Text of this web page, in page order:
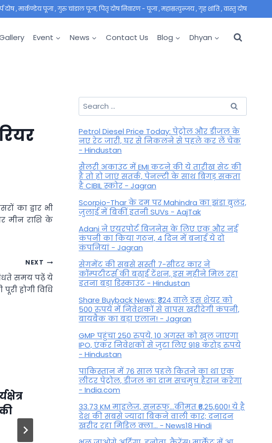
, मार्कण्डेय पूजा , गुरु चांडाल पूजा, पितृ दोष निवारण - पूजा , महाम्रत्युन्जय , गृह शांति , वास्तु दोष
Event News Contact Us Blog Dhyan
का द्वार भी
मीन राशि के
NEXT
समय पढ़ें ये
पूरी होगी विधि
Chanakya Niti: जीवन में मुसीबत
से बचना है तो इस चीज का कभी
दुरुपयोग मत करना, जानें आचार्य
Search
for:
Petrol Diesel Price Today: पेट्रोल और डीजल के
नए रेट जारी, घर से निकलने से पहले कर लें चेक
- Hindustan
सैलरी अकाउंट में EMI कटने की ये तारीख सेट की
है तो हो जाएं सतर्क, पेनल्टी के साथ बिगड़ सकता
है CIBIL स्कोर - Jagran
Scorpio-Thar के दम पर Mahindra का झंडा बुलंद,
जुलाई में बिकीं इतनी SUVs - AajTak
Adani ने एयरपोर्ट बिजनेस के लिए एक और नई
कंपनी का किया गठन, 4 दिन में बनाई ये दो
कंपनियां - Jagran
सेगमेंट की सबसे सस्ती 7-सीटर कार ने
कॉम्पटीटर्स की बढ़ाई टेंशन, इस महीने मिल रहा
इतना बड़ा डिस्काउंट - Hindustan
Share Buyback News: ₹324 वाले इस शेयर को
500 रुपये में निवेशकों से वापस खरीदेगी कंपनी,
बायबैक का बड़ा एलान! - Jagran
GMP पहुंचा 250 रुपये, 10 अगस्त को खुल जाएगा
IPO, एंकर निवेशकों से जुटा लिए 918 करोड़ रुपये
- Hindustan
पाकिस्तान में 76 साल पहले कितने का था एक
लीटर पेट्रोल, डीजल का दाम सचमुच हैरान करेगा
- India.com
33.73 KM माइलेज, सनरूफ...कीमत ₹6,25,600! ये है
देश की सबसे ज्यादा बिकने वाली कार; दनादन
खरीद रहा मिडिल क्ला... - News18 Hindi